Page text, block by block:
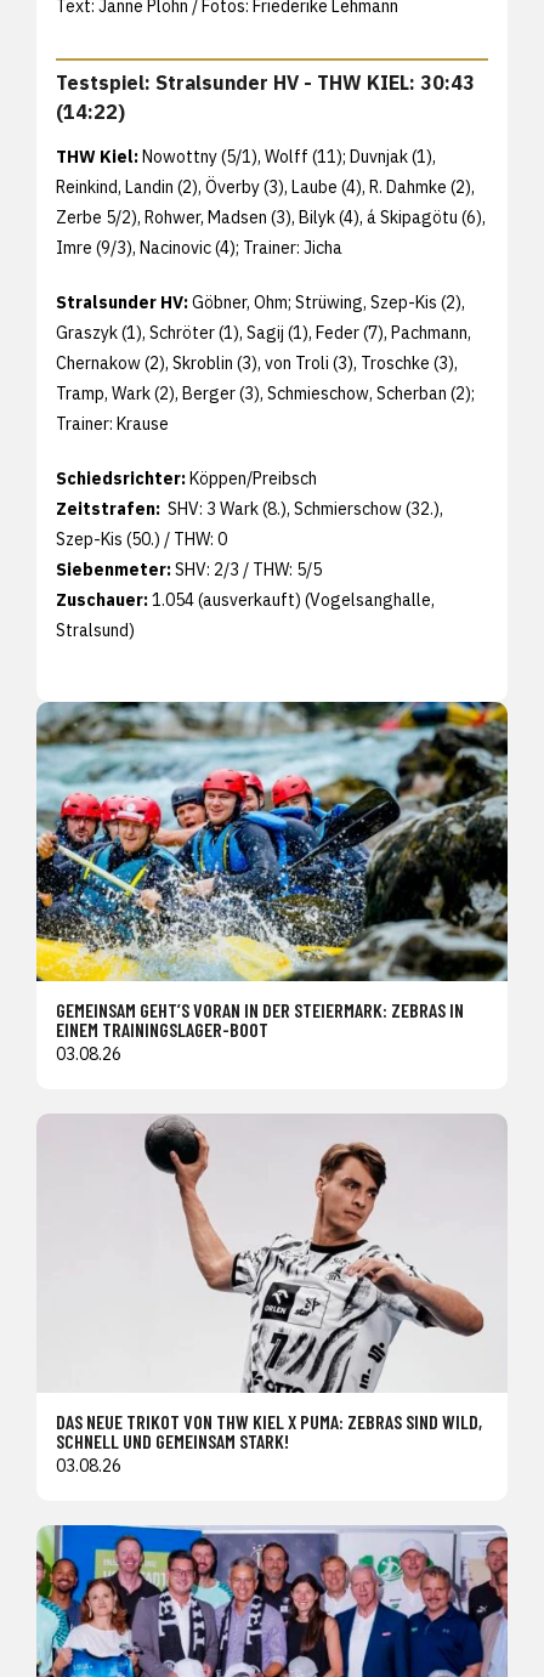
Text: Janne Plöhn / Fotos: Friederike Lehmann
Testspiel: Stralsunder HV - THW KIEL: 30:43
(14:22)
THW Kiel:Nowottny (5/1), Wolff (11); Duvnjak (1),
Reinkind, Landin (2), Överby (3), Laube (4), R. Dahmke (2),
Zerbe 5/2), Rohwer, Madsen (3), Bilyk (4), á Skipagötu (6),
Imre (9/3), Nacinovic (4); Trainer: Jicha
Stralsunder HV:Göbner, Ohm; Strüwing, Szep-Kis (2),
Graszyk (1), Schröter (1), Sagij (1), Feder (7), Pachmann,
Chernakow (2), Skroblin (3), von Troli (3), Troschke (3),
Tramp, Wark (2), Berger (3), Schmieschow, Scherban (2);
Trainer: Krause
Schiedsrichter:Köppen/Preibsch
Zeitstrafen: SHV: 3 Wark (8.), Schmierschow (32.),
Szep-Kis (50.) / THW: 0
Siebenmeter:SHV: 2/3 / THW: 5/5
Zuschauer:1.054 (ausverkauft) (Vogelsanghalle,
Stralsund)
GEMEINSAM GEHT’S VORAN IN DER STEIERMARK: ZEBRAS IN
EINEM TRAININGSLAGER-BOOT
03.08.26
DAS NEUE TRIKOT VON THW KIEL X PUMA: ZEBRAS SIND WILD,
SCHNELL UND GEMEINSAM STARK!
03.08.26